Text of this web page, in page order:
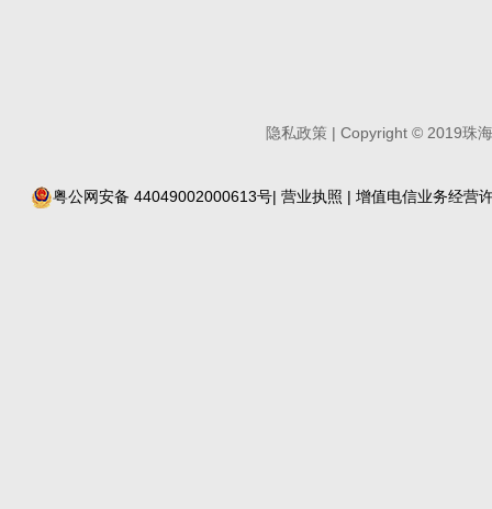
隐私政策 | Copyright ©2019珠海
粤公网安备 44049002000613号| 营业执照 | 增值电信业务经营